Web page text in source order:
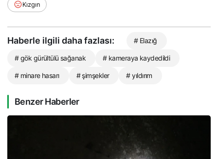
Kızgın
Haberle ilgili daha fazlası: # Elazığ
# gök gürültülü sağanak # kameraya kaydedildi
# minare hasarı # şimşekler # yıldırım
Benzer Haberler